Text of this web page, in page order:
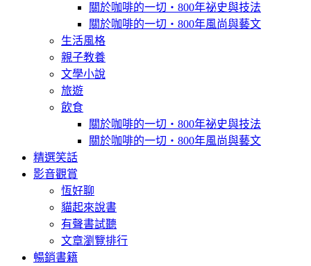
關於咖啡的一切‧800年祕史與技法
關於咖啡的一切‧800年風尚與藝文
生活風格
親子教養
文學小說
旅遊
飲食
關於咖啡的一切‧800年祕史與技法
關於咖啡的一切‧800年風尚與藝文
精選笑話
影音觀賞
恆好聊
貓起來說書
有聲書試聽
文章瀏覽排行
暢銷書籍